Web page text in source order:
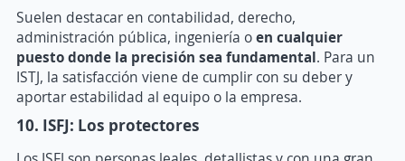
Suelen destacar en contabilidad, derecho,
administración pública, ingeniería oen cualquier
puesto donde la precisión sea fundamental. Para un
ISTJ, la satisfacción viene de cumplir con su deber y
aportar estabilidad al equipo o la empresa.
10. ISFJ: Los protectores